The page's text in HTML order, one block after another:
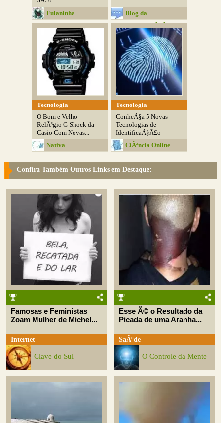
Fulaninha
Entretenimentos
Blog da
ComunicaÃ§Ã£o
Tecnologia
O Bom e Velho
RelÃ³gio G-Shock da
Casio Com Novas...
Nativa
Tecnologia
ConheÃ§a 5 Novas
Tecnologias de
IdentificaÃ§Ã£o
CiÃªncia Online
Confira Também Outros Links em Destaque:
Famosas e Feministas
Zoam Mulher de Michel...
Internet
Clave do Sul
Esse Ã© o Resultado da
Picada de uma Aranha...
SaÃºde
O Controle da Mente